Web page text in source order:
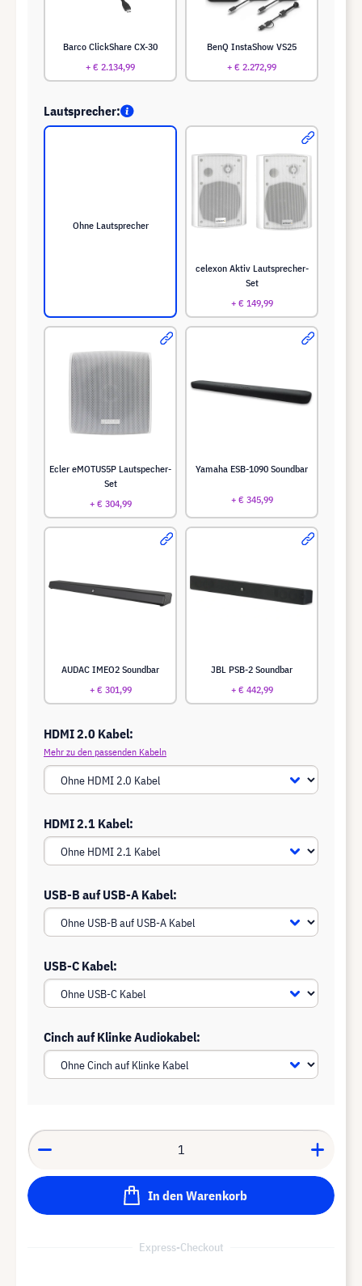
Barco ClickShare CX-30
+ € 2.134,99
BenQ InstaShow VS25
+ € 2.272,99
Lautsprecher:
Ohne Lautsprecher
celexon Aktiv Lautsprecher-
Set
+ € 149,99
Ecler eMOTUS5P Lautspecher-
Set
+ € 304,99
Yamaha ESB-1090 Soundbar
+ € 345,99
AUDAC IMEO2 Soundbar
+ € 301,99
JBL PSB-2 Soundbar
+ € 442,99
HDMI 2.0 Kabel:
Mehr zu den passenden Kabeln
HDMI 2.1 Kabel:
USB-B auf USB-A Kabel:
USB-C Kabel:
Cinch auf Klinke Audiokabel:
In den Warenkorb
Express-Checkout